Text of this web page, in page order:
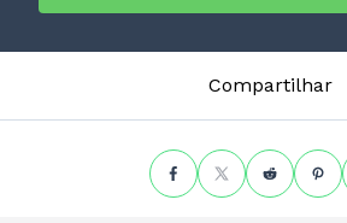
Compartilhar